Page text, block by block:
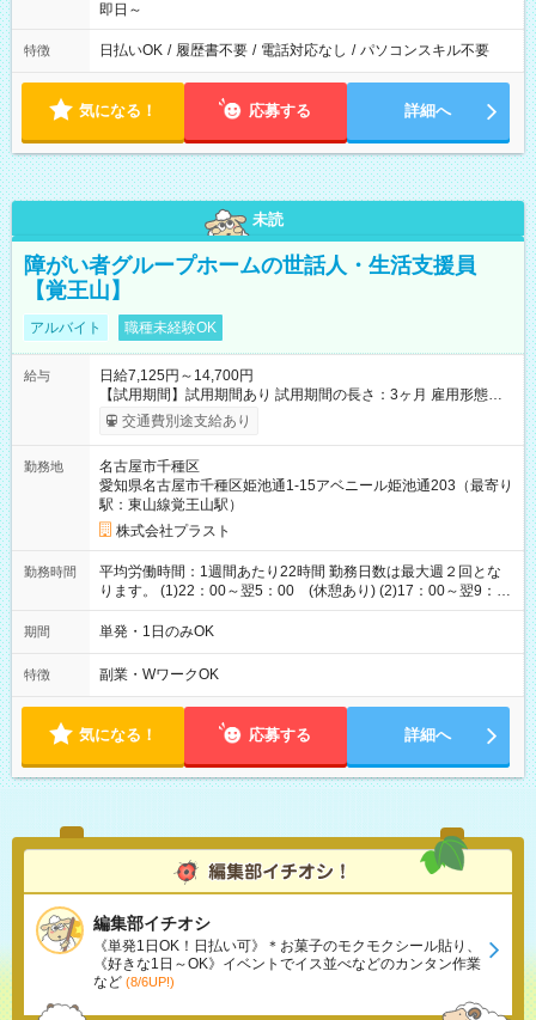
即日～
特徴 日払いOK / 履歴書不要 / 電話対応なし / パソコンスキル不要
気になる！ 応募する 詳細へ
未読
障がい者グループホームの世話人・生活支援員
【覚王山】
アルバイト 職種未経験OK
給与
日給7,125円～14,700円
【試用期間】試用期間あり 試用期間の長さ：3ヶ月 雇用形態、
給与は本採用時と同じです。
交通費別途支給あり
勤務地
名古屋市千種区
愛知県名古屋市千種区姫池通1-15アベニール姫池通203（最寄り
駅：東山線覚王山駅）
株式会社プラスト
勤務時間
平均労働時間：1週間あたり22時間 勤務日数は最大週２回とな
ります。 (1)22：00～翌5：00 (休憩あり) (2)17：00～翌9：
00 (休憩あり) ３６協定提出済 平均労働時間：1週間あたり22
時間 勤務日数は最大週２回となります。 (1)22：00～翌5：00
期間 単発・1日のみOK
特徴 副業・WワークOK
気になる！ 応募する 詳細へ
編集部イチオシ
《単発1日OK！日払い可》＊お菓子のモクモクシール貼り、
《好きな1日～OK》イベントでイス並べなどのカンタン作業
など (8/6UP!)